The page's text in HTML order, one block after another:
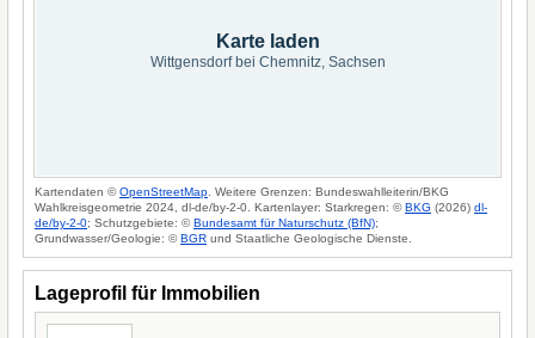
Karte laden
Wittgensdorf bei Chemnitz, Sachsen
Kartendaten ©OpenStreetMap . Weitere Grenzen: Bundeswahlleiterin/BKG
Wahlkreisgeometrie 2024, dl-de/by-2-0. Kartenlayer: Starkregen: ©BKG (2026) dl-
de/by-2-0; Schutzgebiete: ©Bundesamt für Naturschutz (BfN);
Grundwasser/Geologie: ©BGR und Staatliche Geologische Dienste.
Lageprofil für Immobilien